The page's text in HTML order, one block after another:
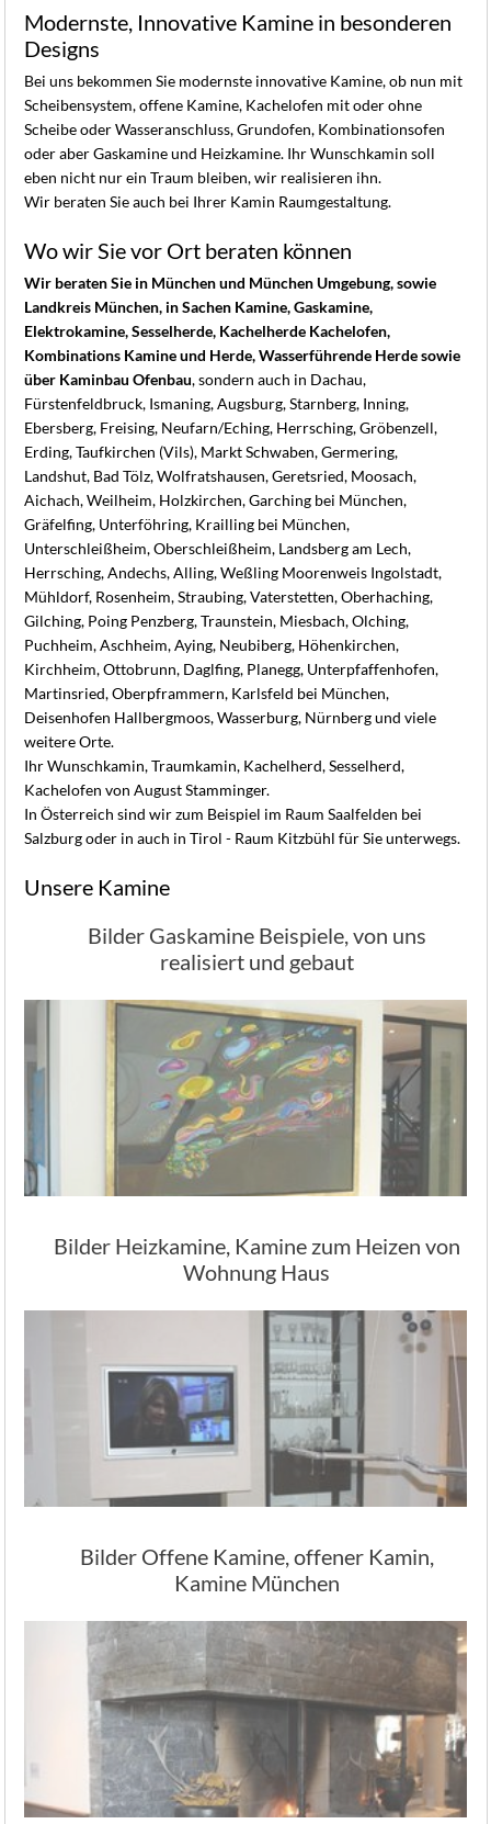
Modernste, Innovative Kamine in besonderen
Designs
Bei uns bekommen Sie modernste innovative Kamine, ob nun mit
Scheibensystem, offene Kamine, Kachelofen mit oder ohne
Scheibe oder Wasseranschluss, Grundofen, Kombinationsofen
oder aber Gaskamine und Heizkamine. Ihr Wunschkamin soll
eben nicht nur ein Traum bleiben, wir realisieren ihn.
Wir beraten Sie auch bei Ihrer Kamin Raumgestaltung.
Wo wir Sie vor Ort beraten können
Wir beraten Sie in München und München Umgebung, sowie
Landkreis München, in Sachen Kamine, Gaskamine,
Elektrokamine, Sesselherde, Kachelherde Kachelofen,
Kombinations Kamine und Herde, Wasserführende Herde sowie
über Kaminbau Ofenbau, sondern auch in Dachau,
Fürstenfeldbruck, Ismaning, Augsburg, Starnberg, Inning,
Ebersberg, Freising, Neufarn/Eching, Herrsching, Gröbenzell,
Erding, Taufkirchen (Vils), Markt Schwaben, Germering,
Landshut, Bad Tölz, Wolfratshausen, Geretsried, Moosach,
Aichach, Weilheim, Holzkirchen, Garching bei München,
Gräfelfing, Unterföhring, Krailling bei München,
Unterschleißheim, Oberschleißheim, Landsberg am Lech,
Herrsching, Andechs, Alling, Weßling Moorenweis Ingolstadt,
Mühldorf, Rosenheim, Straubing, Vaterstetten, Oberhaching,
Gilching, Poing Penzberg, Traunstein, Miesbach, Olching,
Puchheim, Aschheim, Aying, Neubiberg, Höhenkirchen,
Kirchheim, Ottobrunn, Daglfing, Planegg, Unterpfaffenhofen,
Martinsried, Oberpframmern, Karlsfeld bei München,
Deisenhofen Hallbergmoos, Wasserburg, Nürnberg und viele
weitere Orte.
Ihr Wunschkamin, Traumkamin, Kachelherd, Sesselherd,
Kachelofen von August Stamminger.
In Österreich sind wir zum Beispiel im Raum Saalfelden bei
Salzburg oder in auch in Tirol - Raum Kitzbühl für Sie unterwegs.
Unsere Kamine
Bilder Gaskamine Beispiele, von uns
realisiert und gebaut
Bilder Heizkamine, Kamine zum Heizen von
Wohnung Haus
Bilder Offene Kamine, offener Kamin,
Kamine München